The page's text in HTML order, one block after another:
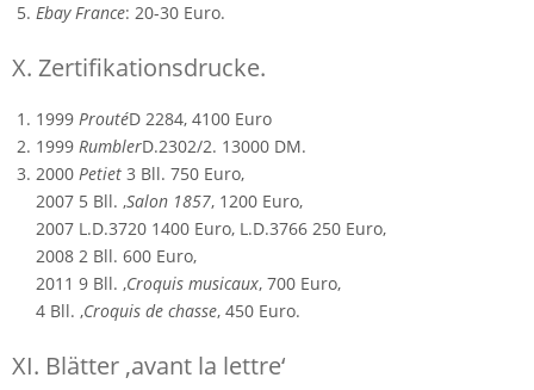
Ebay France: 20-30 Euro.
X. Zertifikationsdrucke.
1999 ProutéD 2284, 4100 Euro
1999 RumblerD.2302/2. 13000 DM.
2000 Petiet 3 Bll. 750 Euro,
2007 5 Bll. ‚Salon 1857‚ 1200 Euro,
2007 L.D.3720 1400 Euro, L.D.3766 250 Euro,
2008 2 Bll. 600 Euro,
2011 9 Bll. ‚Croquis musicaux‚ 700 Euro,
4 Bll. ‚Croquis de chasse‚ 450 Euro.
XI. Blätter ‚avant la lettre‘